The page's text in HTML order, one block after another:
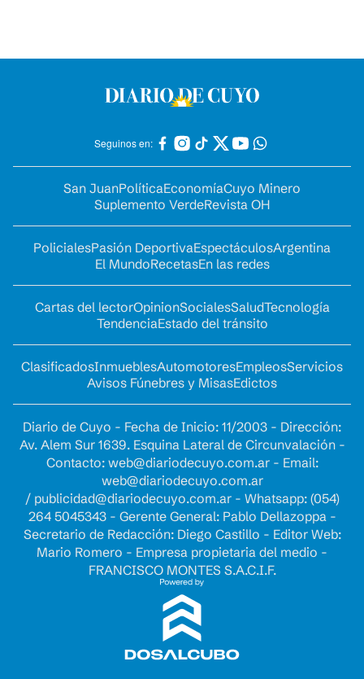
Seguinos en:
San JuanPolíticaEconomíaCuyo Minero
Suplemento VerdeRevista OH
PolicialesPasión DeportivaEspectáculosArgentina
El MundoRecetasEn las redes
Cartas del lectorOpinionSocialesSaludTecnología
TendenciaEstado del tránsito
ClasificadosInmueblesAutomotoresEmpleosServicios
Avisos Fúnebres y MisasEdictos
Diario de Cuyo - Fecha de Inicio: 11/2003 - Dirección:
Av. Alem Sur 1639. Esquina Lateral de Circunvalación -
Contacto: web@diariodecuyo.com.ar- Email:
web@diariodecuyo.com.ar
/ publicidad@diariodecuyo.com.ar- Whatsapp: (054)
264 5045343 - Gerente General: Pablo Dellazoppa -
Secretario de Redacción: Diego Castillo - Editor Web:
Mario Romero - Empresa propietaria del medio -
FRANCISCO MONTES S.A.C.I.F.